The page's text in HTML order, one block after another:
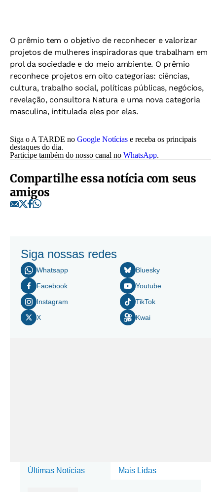
O prêmio tem o objetivo de reconhecer e valorizar
projetos de mulheres inspiradoras que trabalham em
prol da sociedade e do meio ambiente. O prêmio
reconhece projetos em oito categorias: ciências,
cultura, trabalho social, políticas públicas, negócios,
revelação, consultora Natura e uma nova categoria
masculina, intitulada eles por elas.
Siga o A TARDE no Google Notícias e receba os principais
destaques do dia.
Participe também do nosso canal no WhatsApp.
Compartilhe essa notícia com seus
amigos
Siga nossas redes
Whatsapp
Facebook
Instagram
X
Bluesky
Youtube
TikTok
Kwai
Últimas Notícias Mais Lidas